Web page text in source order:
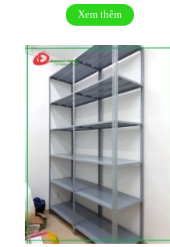
Xem thêm